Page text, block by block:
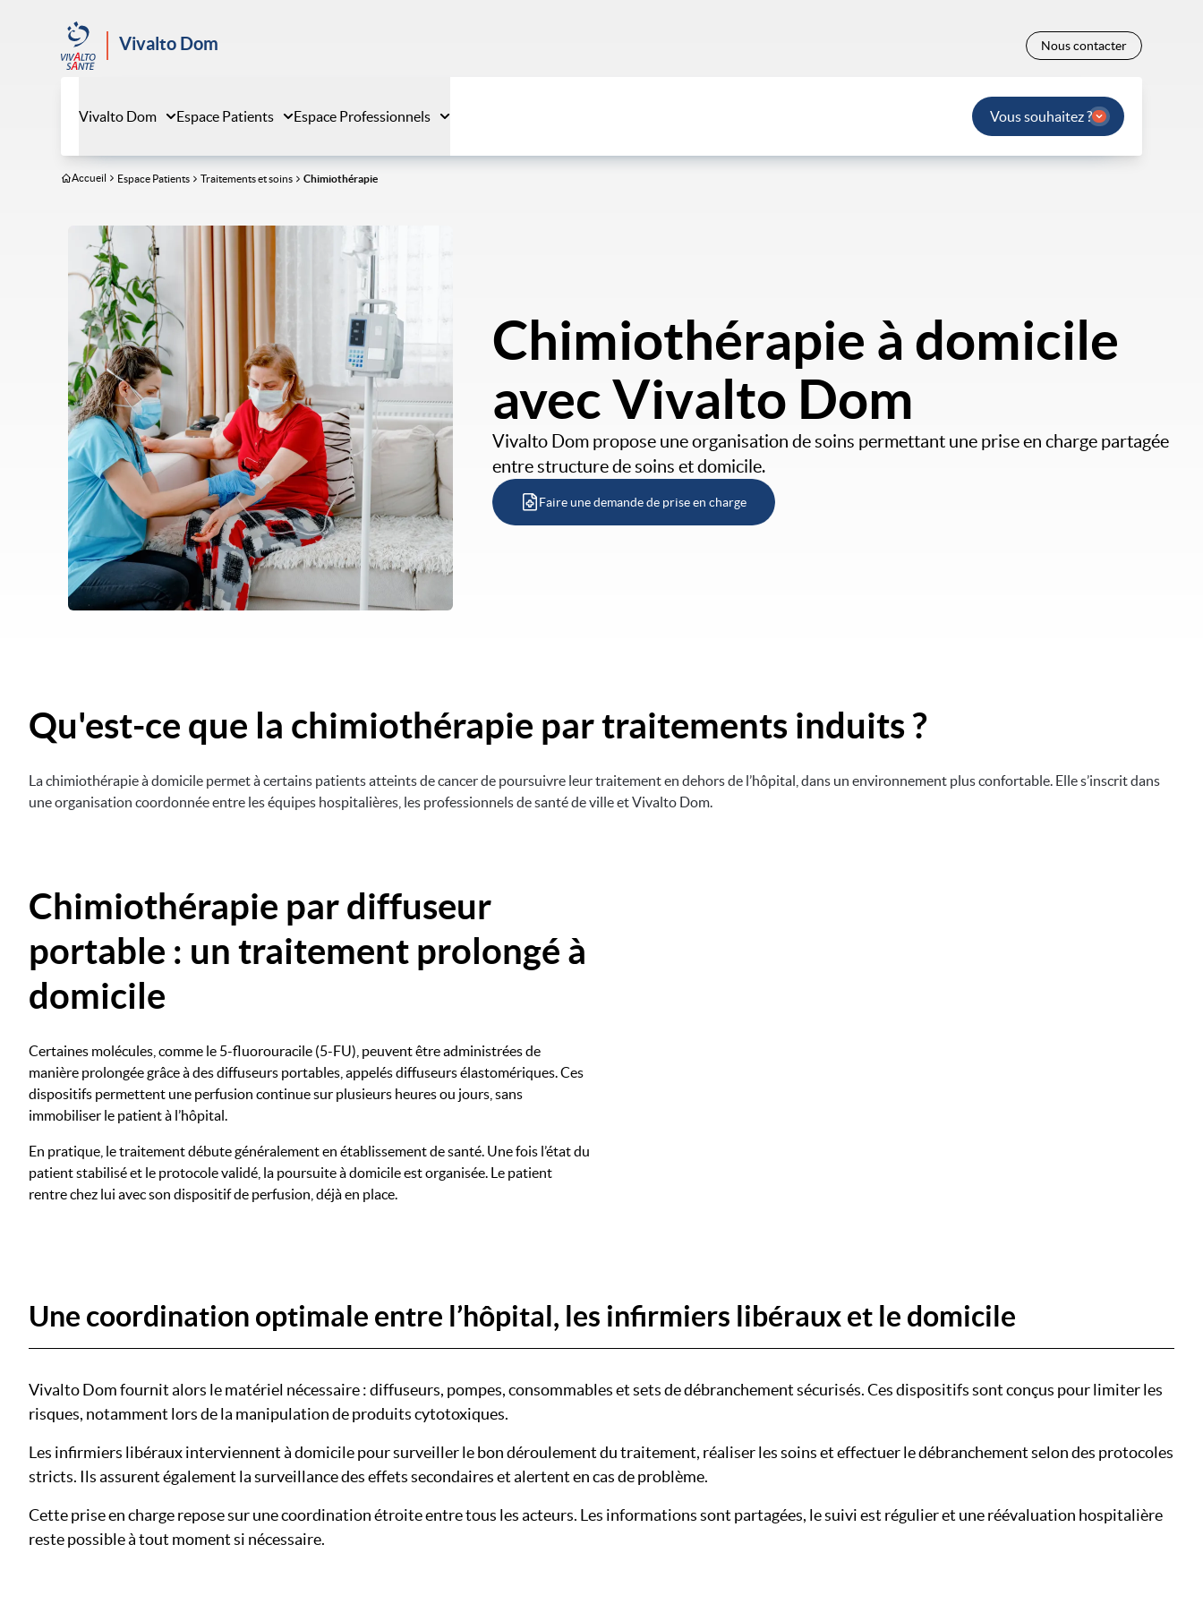
Vivalto Dom Nous contacter
Vivalto Dom Espace Patients Espace Professionnels Vous souhaitez ?
Accueil Espace Patients Traitements et soins Chimiothérapie
Image
Chimiothérapie à domicile
avec Vivalto Dom
Vivalto Dom propose une organisation de soins permettant une prise en charge partagée
entre structure de soins et domicile.
Faire une demande de prise en charge
Qu'est-ce que la chimiothérapie par traitements induits ?
La chimiothérapie à domicile permet à certains patients atteints de cancer de poursuivre leur traitement en dehors de l’hôpital, dans un environnement plus confortable. Elle s’inscrit dans
une organisation coordonnée entre les équipes hospitalières, les professionnels de santé de ville et Vivalto Dom.
Chimiothérapie par diffuseur
portable : un traitement prolongé à
domicile
Certaines molécules, comme le 5-fluorouracile (5-FU), peuvent être administrées de
manière prolongée grâce à des diffuseurs portables, appelés diffuseurs élastomériques. Ces
dispositifs permettent une perfusion continue sur plusieurs heures ou jours, sans
immobiliser le patient à l’hôpital.
En pratique, le traitement débute généralement en établissement de santé. Une fois l’état du
patient stabilisé et le protocole validé, la poursuite à domicile est organisée. Le patient
rentre chez lui avec son dispositif de perfusion, déjà en place.
Une coordination optimale entre l’hôpital, les infirmiers libéraux et le domicile
Vivalto Dom fournit alors le matériel nécessaire : diffuseurs, pompes, consommables et sets de débranchement sécurisés. Ces dispositifs sont conçus pour limiter les
risques, notamment lors de la manipulation de produits cytotoxiques.
Les infirmiers libéraux interviennent à domicile pour surveiller le bon déroulement du traitement, réaliser les soins et effectuer le débranchement selon des protocoles
stricts. Ils assurent également la surveillance des effets secondaires et alertent en cas de problème.
Cette prise en charge repose sur une coordination étroite entre tous les acteurs. Les informations sont partagées, le suivi est régulier et une réévaluation hospitalière
reste possible à tout moment si nécessaire.